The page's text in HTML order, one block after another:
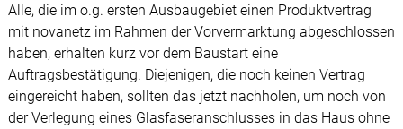
Alle, die im o.g. ersten Ausbaugebiet einen Produktvertrag
mit novanetz im Rahmen der Vorvermarktung abgeschlossen
haben, erhalten kurz vor dem Baustart eine
Auftragsbestätigung. Diejenigen, die noch keinen Vertrag
eingereicht haben, sollten das jetzt nachholen, um noch von
der Verlegung eines Glasfaseranschlusses in das Haus ohne